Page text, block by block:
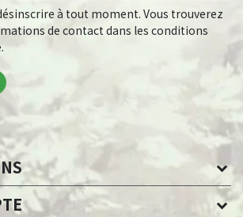
à tout moment. Vous trouverez
de contact dans les conditions